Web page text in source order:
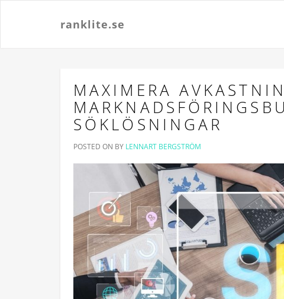
ranklite.se
MAXIMERA
SÖKLÖSNINGAR
POSTED ON BY LENNART BERGSTRÖM